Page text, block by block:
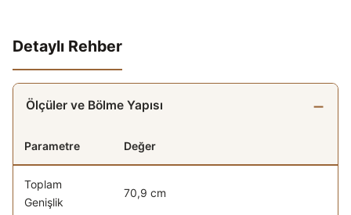
Detaylı Rehber
Ölçüler ve Bölme Yapısı
Parametre Değer
Toplam
Genişlik
70,9 cm